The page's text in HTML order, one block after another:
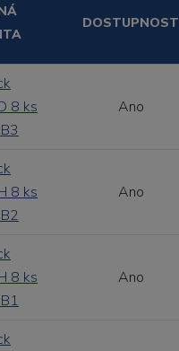
DOSTUPNOST
8 ks
Ano
8 ks
Ano
8 ks
Ano